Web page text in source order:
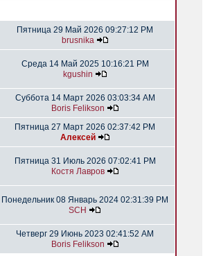
Пятница 29 Май 2026 09:27:12 PM
brusnika
Среда 14 Май 2025 10:16:21 PM
kgushin
Суббота 14 Март 2026 03:03:34 AM
Boris Felikson
Пятница 27 Март 2026 02:37:42 PM
Алексей
Пятница 31 Июль 2026 07:02:41 PM
Костя Лавров
Понедельник 08 Январь 2024 02:31:39 PM
SCH
Четверг 29 Июнь 2023 02:41:52 AM
Boris Felikson